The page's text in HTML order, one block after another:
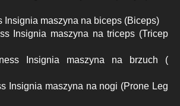
Insignia maszyna na biceps (Biceps)
Insignia maszyna na triceps (Tricep
Insignia maszyna na brzuch (
Insignia maszyna na nogi (Prone Leg